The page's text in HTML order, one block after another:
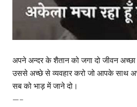
अपने अन्दर के शैतान को जगा दो जीवन अच्छा
उससे अच्छे से व्यवहार करो जो आपके साथ
सब को भाड़ में जाने दो।
—–